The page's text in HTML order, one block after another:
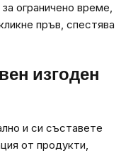
ограничено време,
пръв, спестява
изгоден
и си съставете
от продукти,